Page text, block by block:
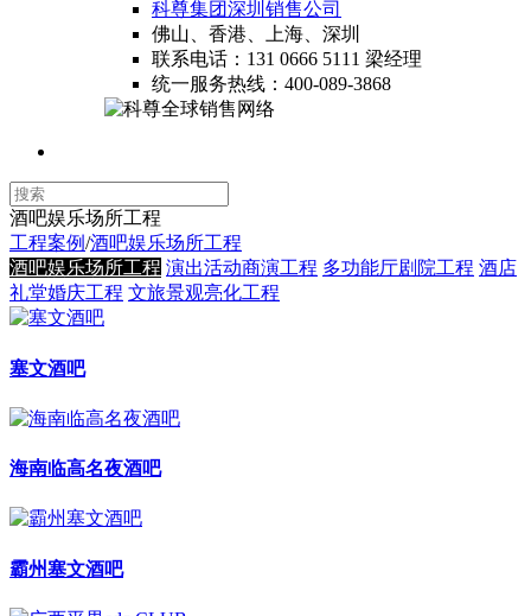
科尊集团深圳销售公司
佛山、香港、上海、深圳
联系电话：131 0666 5111 梁经理
统一服务热线：400-089-3868
酒吧娱乐场所工程
工程案例/酒吧娱乐场所工程
酒吧娱乐场所工程 演出活动商演工程 多功能厅剧院工程 酒店
礼堂婚庆工程 文旅景观亮化工程
塞文酒吧
海南临高名夜酒吧
霸州塞文酒吧